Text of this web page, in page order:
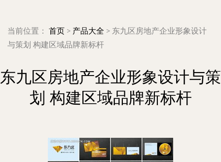
当前位置： 首页 > 产品大全 > 东九区房地产企业形象设计
与策划 构建区域品牌新标杆
东九区房地产企业形象设计与策
划 构建区域品牌新标杆